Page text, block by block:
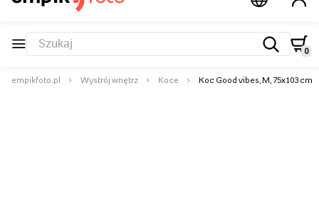
0
empikfoto.pl Wystrój wnętrz Koce Koc Good vibes, M, 75x103 cm